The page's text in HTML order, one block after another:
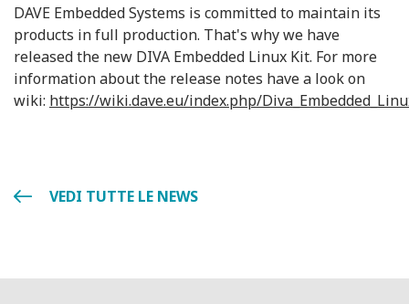
DAVE Embedded Systems is committed to maintain its
products in full production. That's why we have
released the new DIVA Embedded Linux Kit. For more
information about the release notes have a look on
wiki: https://wiki.dave.eu/index.php/
VEDI TUTTE LE NEWS